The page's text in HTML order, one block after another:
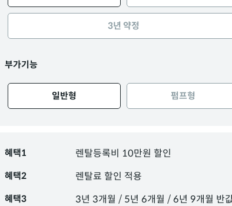
3년 약정
부가기능
일반형 펌프형
혜택1 렌탈등록비 10만원 할인
혜택2 렌탈료 할인 적용
혜택3
3년 3개월 / 5년 6개월 / 6년 9개월 반